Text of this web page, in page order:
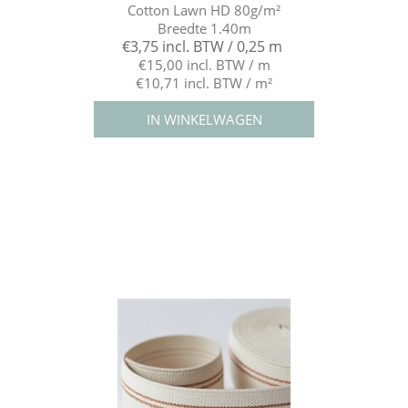
Cotton Lawn HD 80g/m²
Breedte 1.40m
€3,75 incl. BTW / 0,25 m
€15,00 incl. BTW / m
€10,71 incl. BTW / m²